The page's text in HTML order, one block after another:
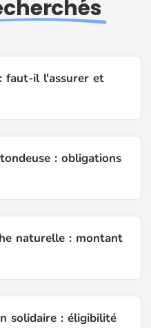
faut-il l'assurer et
: obligations
naturelle : montant
solidaire : éligibilité